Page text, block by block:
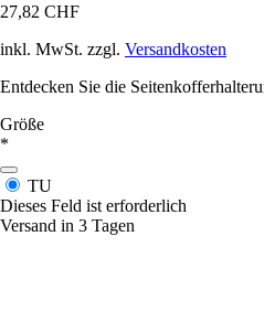
27,82 CHF
inkl. MwSt. zzgl. Versandkosten
Entdecken Sie die
Größe
*
TU
Dieses Feld ist erforderlich
Versand in 3 Tagen